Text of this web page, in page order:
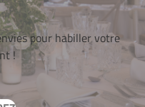
pour habiller votre
!